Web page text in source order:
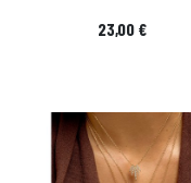
Prix
23,00 €